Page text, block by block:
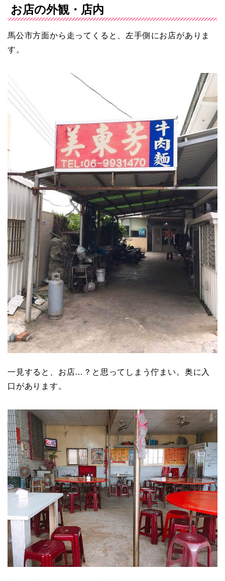
お店の外観・店内
馬公市方面から走ってくると、左手側にお店がありま
す。
一見すると、お店…？と思ってしまう佇まい。奥に入
口があります。